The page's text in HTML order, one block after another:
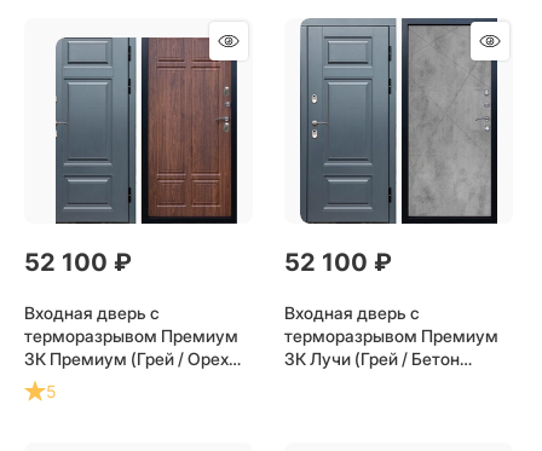
52 100 ₽
Входная дверь с
терморазрывом Премиум
3К Премиум (Грей / Орех
премиум) для частного
загородного дома и дачи
5
52 100 ₽
Входная дверь с
терморазрывом Премиум
3К Лучи (Грей / Бетон